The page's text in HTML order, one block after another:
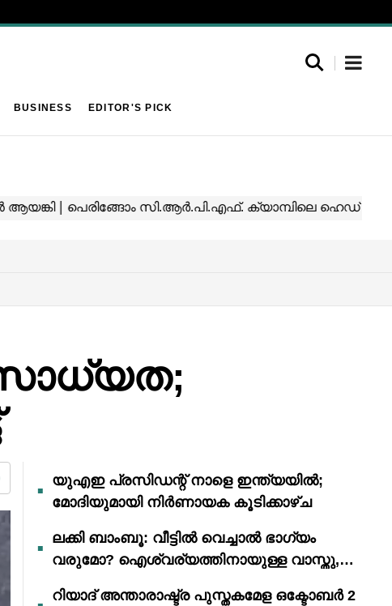
BUSINESS EDITOR'S PICK
യുഎഇ പ്രസിഡന്റ് നാളെ ഇന്ത്യയിൽ;
മോദിയുമായി നിർണായക കൂടിക്കാഴ്ച
ലക്കി ബാംബൂ: വീട്ടിൽ വെച്ചാൽ ഭാഗ്യം
വരുമോ? ഐശ്വര്യത്തിനായുള്ള വാസ്തു,
റിയാദ് അന്താരാഷ്ട്ര പുസ്തകമേള ഒക്ടോബർ 2